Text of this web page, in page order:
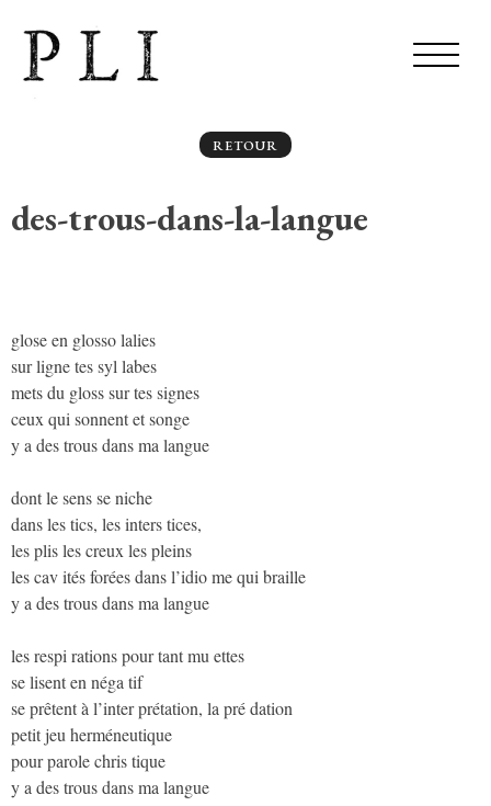
RETOUR
des-trous-dans-la-langue
glose en glosso lalies
sur ligne tes syl labes
mets du gloss sur tes signes
ceux qui sonnent et songe
y a des trous dans ma langue
dont le sens se niche
dans les tics, les inters tices,
les plis les creux les pleins
les cav ités forées dans l’idio me qui braille
y a des trous dans ma langue
les respi rations pour tant mu ettes
se lisent en néga tif
se prêtent à l’inter prétation, la pré dation
petit jeu herméneutique
pour parole chris tique
y a des trous dans ma langue